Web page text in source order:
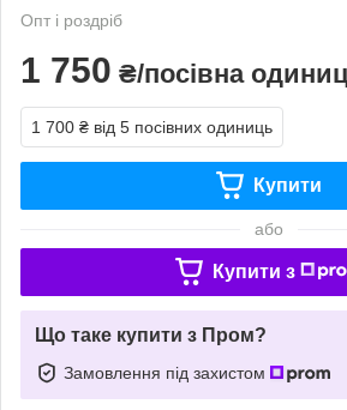
Опт і роздріб
1 750 ₴/посівна
1 700 ₴ від 5 посівних одиниць
Купити
або
Купити з
Що таке купити з Пром?
Замовлення під захистом